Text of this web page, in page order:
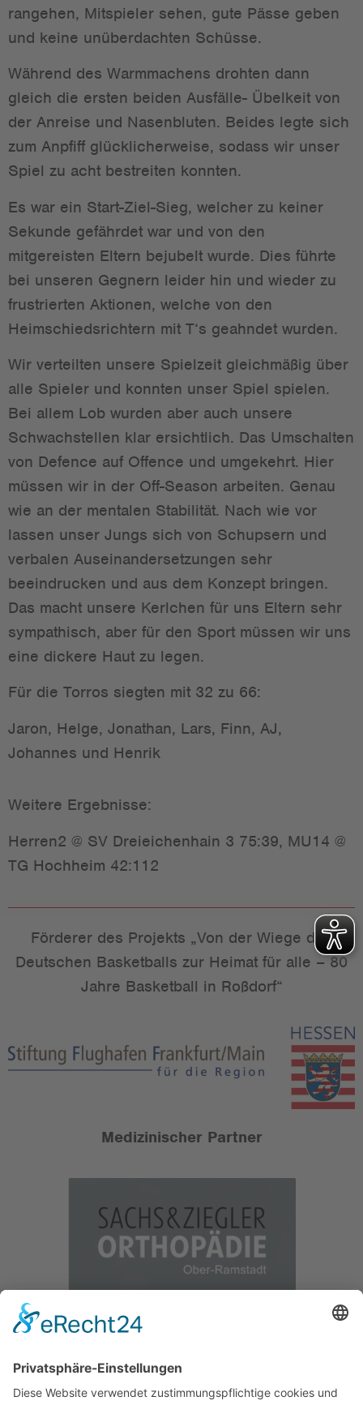
rangehen, Mitspieler sehen, gute Pässe geben
und keine unüberdachten Schüsse.
Während des Warmmachens drohten dann
gleich die ersten beiden Ausfälle- Übelkeit von
der Anreise und Nasenbluten. Beides legte sich
zum Anpfiff glücklicherweise, sodass wir unser
Spiel zu acht bestreiten konnten.
Es war ein Start-Ziel-Sieg, welcher zu keiner
Sekunde gefährdet war und von den
mitgereisten Eltern bejubelt wurde. Dies führte
bei unseren Gegnern leider hin und wieder zu
frustrierten Aktionen, welche von den
Heimschiedsrichtern mit T‘s geahndet wurden.
Wir verteilten unsere Spielzeit gleichmäßig über
alle Spieler und konnten unser Spiel spielen.
Bei allem Lob wurden aber auch unsere
Schwachstellen klar ersichtlich. Das Umschalten
von Defence auf Offence und umgekehrt. Hier
müssen wir in der Off-Season arbeiten. Genau
wie an der mentalen Stabilität. Nach wie vor
lassen unser Jungs sich von Schupsern und
verbalen Auseinandersetzungen sehr
beeindrucken und aus dem Konzept bringen.
Das macht unsere Kerlchen für uns Eltern sehr
sympathisch, aber für den Sport müssen wir uns
eine dickere Haut zu legen.
Für die Torros siegten mit 32 zu 66:
Jaron, Helge, Jonathan, Lars, Finn, AJ,
Johannes und Henrik
Weitere Ergebnisse:
Herren2 @ SV Dreieichenhain 3 75:39, MU14 @
TG Hochheim 42:112
Förderer des Projekts „Von der Wiege des
Deutschen Basketballs zur Heimat für alle – 80
Jahre Basketball in Roßdorf“
Medizinischer Partner
Offizieller Partnerverein der